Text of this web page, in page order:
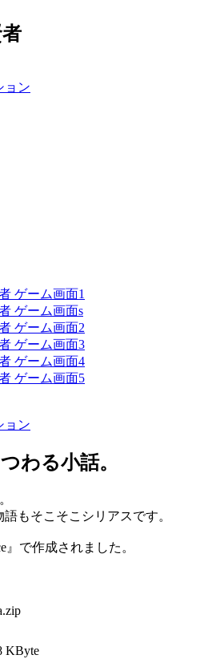
ョン
ョン
わる小話。
もそこそこシリアスです。
』で作成されました。
KByte